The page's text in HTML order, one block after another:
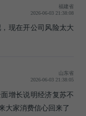
福建省
2026-06-03 21:38:08
现在开公司风险太大
山东省
2026-06-03 21:38:05
增长说明经济复苏不
大家消费信心回来了